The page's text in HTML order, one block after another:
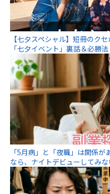
【七夕スペシャル】短冊のク
「七夕イベント」裏話＆必勝法
「5月病」と「夜職」は関係
なら、ナイトデビューしてみ